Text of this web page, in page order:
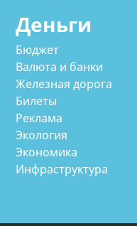
Деньги
Бюджет
Валюта и банки
Железная дорога
Билеты
Реклама
Экология
Экономика
Инфраструктура